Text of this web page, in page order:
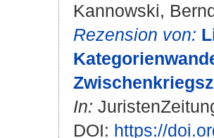
Kannowski,
Rezension von:
In:
DOI: https://